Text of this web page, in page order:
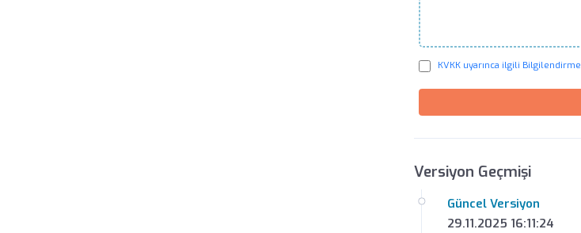
KVKK uyarınca ilgili Bilgilendirme
Versiyon Geçmişi
Güncel Versiyon
29.11.2025 16:11:24